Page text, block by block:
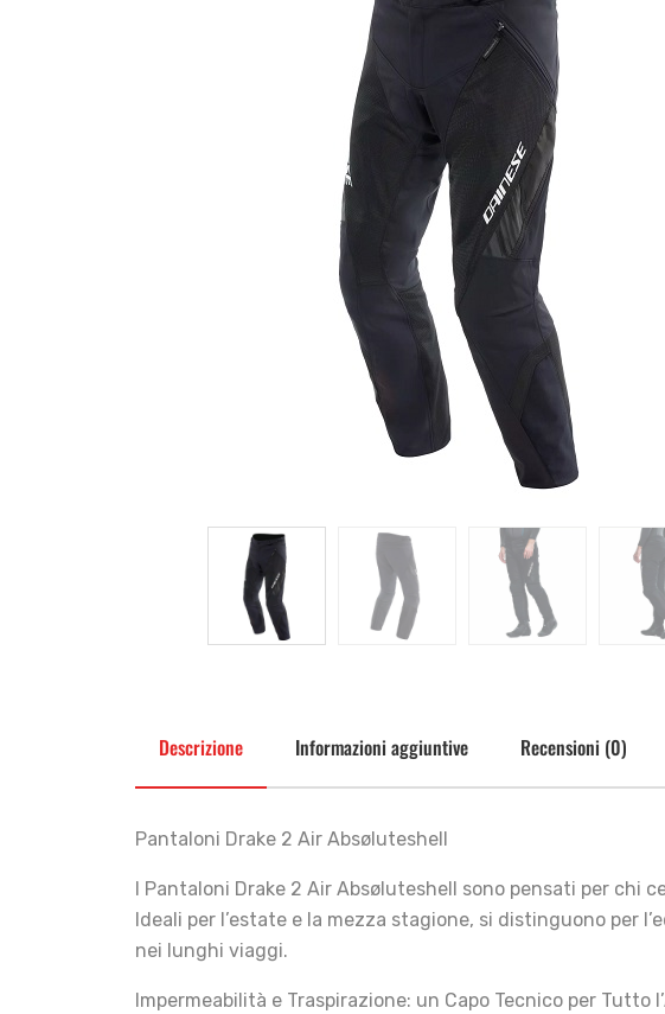
Descrizione Informazioni aggiuntive Recensioni (0)
Pantaloni Drake 2 Air Absøluteshell
I Pantaloni Drake 2 Air Absøluteshell sono pensati per
Ideali per l’estate e la mezza stagione, si distinguono
nei lunghi viaggi.
Impermeabilità e Traspirazione: un Capo Tecnico per Tutto